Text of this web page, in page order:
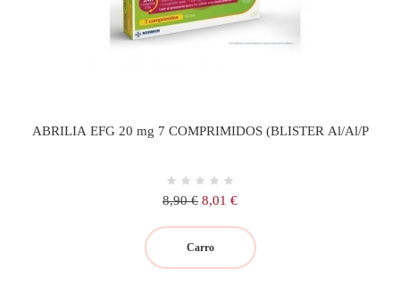
ABRILIA EFG 20 mg 7 COMPRIMIDOS (BLISTER Al/Al/P
Precio
8,90 € Precio
8,01 €
Carro